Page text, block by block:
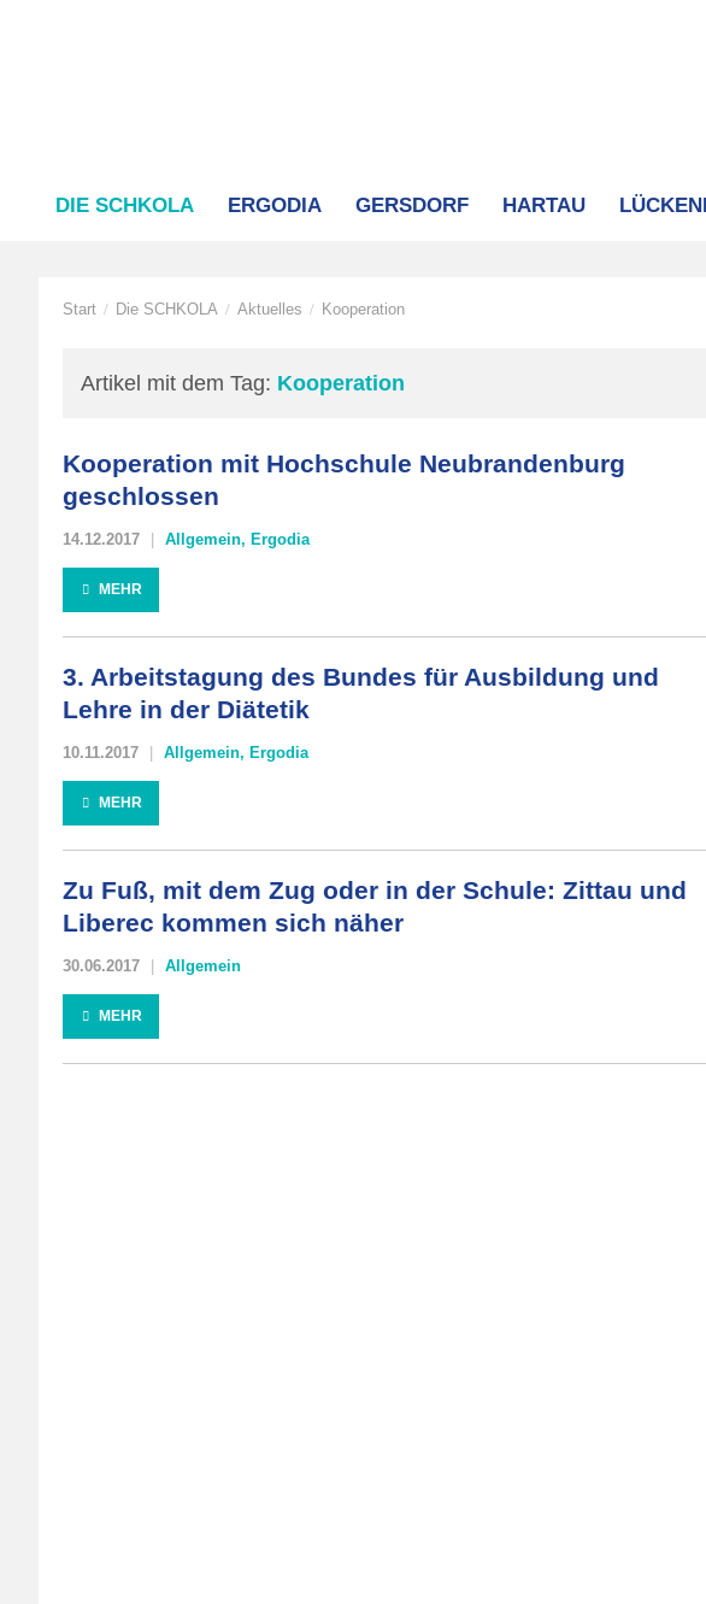
DIE SCHKOLA ERGODIA GERSDORF HARTAU
Start / Die SCHKOLA / Aktuelles / Kooperation
Artikel mit dem Tag: Kooperation
Kooperation mit Hochschule Neubrandenburg
geschlossen
14.12.2017 Allgemein, Ergodia
MEHR
3. Arbeitstagung des Bundes für Ausbildung und
Lehre in der Diätetik
10.11.2017 Allgemein, Ergodia
MEHR
Zu Fuß, mit dem Zug oder in der Schule: Zittau und
Liberec kommen sich näher
30.06.2017 Allgemein
MEHR